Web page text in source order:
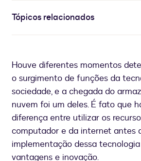
Tópicos relacionados
Houve diferentes momentos
o surgimento de funções da
sociedade, e a chegada do
nuvem foi um deles. É fato que
diferença entre utilizar os
computador e da internet antes
implementação dessa
vantagens e inovação.